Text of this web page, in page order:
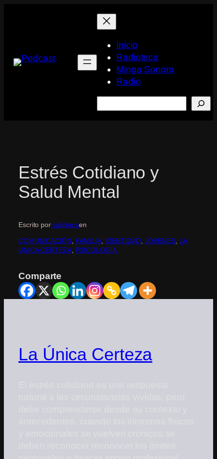
Inicio
Radioteca
Minga Sonora
Radio
Estrés Cotidiano y
Salud Mental
Escrito porradiotecaen
COMUNICACIÓN FAMILIA, IDENTIDAD, JÓVENES, LA
UNICA CERTEZA, PSICOLOGÍA
Comparte
La Única Certeza